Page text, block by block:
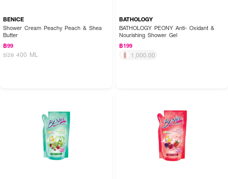
BENICE
Shower Cream Peachy Peach & Shea
Butter
฿99
size 400 ML
BATHOLOGY
BATHOLOGY PEONY Anti- Oxidant &
Nourishing Shower Gel
฿199
1,000.00